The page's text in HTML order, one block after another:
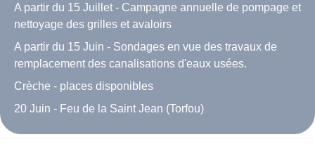
A partir du 15 Juillet - Campagne annuelle de pompage et
nettoyage des grilles et avaloirs
A partir du 15 Juin - Sondages en vue des travaux de
remplacement des canalisations d'eaux usées.
Crèche - places disponibles
20 Juin - Feu de la Saint Jean (Torfou)